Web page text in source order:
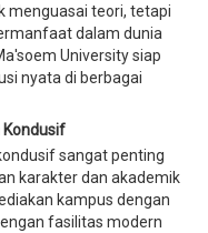
menguasai teori, tetapi
dalam dunia
University siap
nyata di berbagai
Kondusif
sangat penting
karakter dan akademik
kampus dengan
fasilitas modern